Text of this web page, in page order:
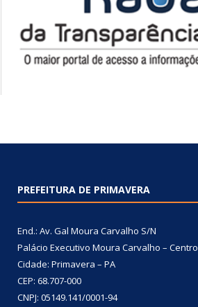
PREFEITURA DE PRIMAVERA
End.: Av. Gal Moura Carvalho S/N
Palácio Executivo Moura Carvalho – Centro
Cidade: Primavera – PA
CEP: 68.707-000
CNPJ: 05149.141/0001-94